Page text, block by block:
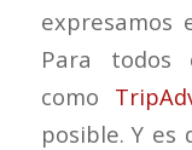
expresamos
Para todos
como
posible. Y es